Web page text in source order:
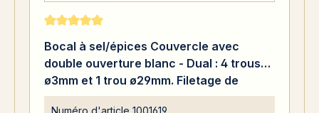
Note moyenne de 5 sur 5 étoiles
Bocal à sel/épices Couvercle avec
double ouverture blanc - Dual : 4 trous
ø3mm et 1 trou ø29mm. Filetage de
41mm. Charnière à charnière. EN PP.
Numéro d'article 1001619